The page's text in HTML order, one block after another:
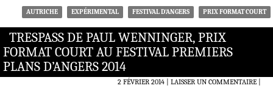
AUTRICHE EXPÉRIMENTAL FESTIVAL D'ANGERS PRIX FORMAT COURT
TRESPASS DE PAUL WENNINGER, PRIX
FORMAT COURT AU FESTIVAL PREMIERS
PLANS D’ANGERS 2014
2 FÉVRIER 2014 LAISSER UN COMMENTAIRE|